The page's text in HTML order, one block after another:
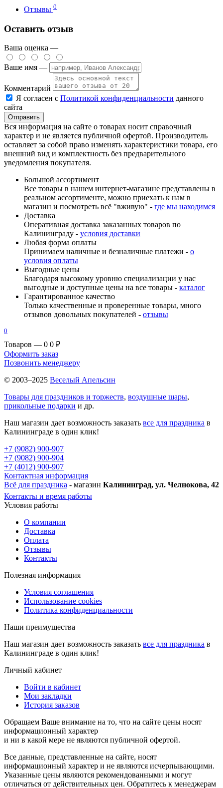
Отзывы 0
Оставить отзыв
Ваша оценка —
Ваше имя —
Комментарий
Я согласен с Политикой конфиденциальности данного
сайта
Вся информация на сайте о товарах носит справочный
характер и не является публичной офертой. Производитель
оставляет за собой право изменять характеристики товара, его
внешний вид и комплектность без предварительного
уведомления покупателя.
Большой ассортимент
Все товары в нашем интернет-магазине представлены в
реальном ассортименте, можно приехать к нам в
магазин и посмотреть всё "вживую" - где мы находимся
Доставка
Оперативная доставка заказанных товаров по
Калининграду - условия доставки
Любая форма оплаты
Принимаем наличные и безналичные платежи - о
условия оплаты
Выгодные цены
Благодаря высокому уровню специализации у нас
выгодные и доступные цены на все товары - каталог
Гарантированное качество
Только качественные и проверенные товары, много
отзывов довольных покупателей - отзывы
0
Товаров — 0 0 ₽
Оформить заказ
Позвонить менеджеру
© 2003–2025 Веселый Апельсин
Товары для праздников и торжеств, воздушные шары,
прикольные подарки и др.
Наш магазин дает возможность заказать все для праздника в
Калининграде в один клик!
+7 (9082) 900-907
+7 (9082) 900-904
+7 (4012) 900-907
Контактная информация
Всё для праздника - магазин Калининград, ул. Челнокова, 42
Контакты и время работы
Условия работы
О компании
Доставка
Оплата
Отзывы
Контакты
Полезная информация
Условия соглашения
Использование cookies
Политика конфиденциальности
Наши преимущества
Наш магазин дает возможность заказать все для праздника в
Калининграде в один клик!
Личный кабинет
Войти в кабинет
Мои закладки
История заказов
Обращаем Ваше внимание на то, что на сайте цены носят
информационный характер
и ни в какой мере не являются публичной офертой.
Все данные, представленные на сайте, носят
информационный характер и не являются исчерпывающими.
Указанные цены являются рекомендованными и могут
отличаться от действительных цен. Обратитесь к менеджерам